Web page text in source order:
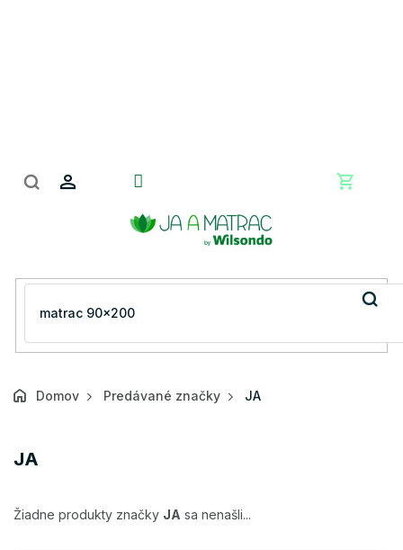
Domov Predávané značky JA
JA
Žiadne produkty značky JA sa nenašli...